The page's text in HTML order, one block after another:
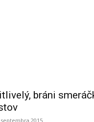
bráni
septembra 2015